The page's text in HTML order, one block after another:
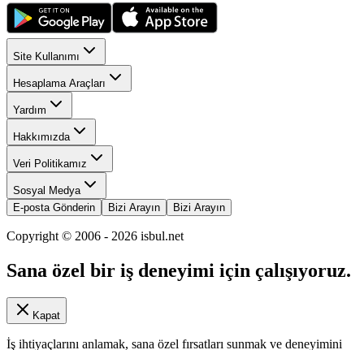
Site Kullanımı
Hesaplama Araçları
Yardım
Hakkımızda
Veri Politikamız
Sosyal Medya
E-posta Gönderin
Bizi Arayın Bizi Arayın
Copyright © 2006 - 2026 isbul.net
Sana özel bir iş deneyimi için çalışıyoruz.
Kapat
İş ihtiyaçlarını anlamak, sana özel fırsatları sunmak ve deneyimini